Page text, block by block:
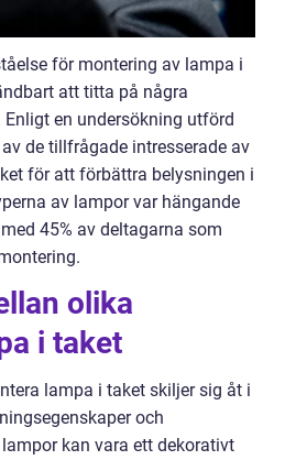
för montering av lampa i
att titta på några
en undersökning utförd
de tillfrågade intresserade av
för att förbättra belysningen i
av lampor var hängande
45% av deltagarna som
olika
i taket
lampa i taket skiljer sig åt i
och
kan vara ett dekorativt